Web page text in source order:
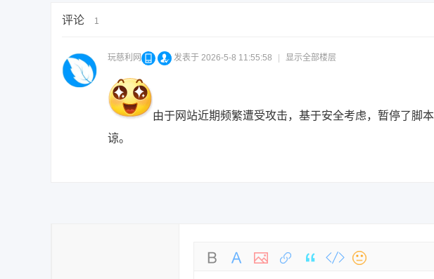
评论 1
玩慈利网 发表于 2026-5-8 11:55:58 显示全部楼层
由于网站近期频繁遭受攻击，基于安全考虑，暂停了脚
谅。